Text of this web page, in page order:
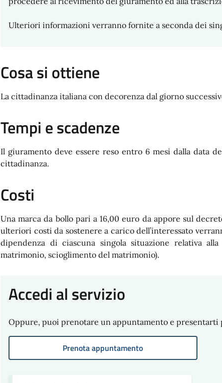
Ulteriori informazioni verranno fornite a seconda dei
Cosa si ottiene
La cittadinanza italiana con decorenza dal giorno
Tempi e scadenze
Il giuramento deve essere reso entro 6 mesi dalla data
cittadinanza.
Costi
Una marca da bollo pari a 16,00 euro da appore sul
ulteriori costi da sostenere a carico dell’interessato
dipendenza di ciascuna singola situazione relativa
matrimonio, scioglimento del matrimonio).
Accedi al servizio
Oppure, puoi prenotare un appuntamento e presentarti
Prenota appuntamento